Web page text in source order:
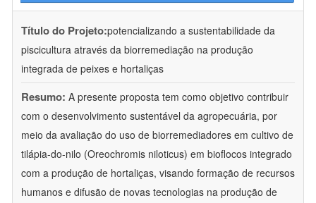
Título do Projeto:potencializando a sustentabilidade da
piscicultura através da biorremediação na produção
integrada de peixes e hortaliças
Resumo: A presente proposta tem como objetivo contribuir
com o desenvolvimento sustentável da agropecuária, por
meio da avaliação do uso de biorremediadores em cultivo de
tilápia-do-nilo (Oreochromis niloticus) em bioflocos integrado
com a produção de hortaliças, visando formação de recursos
humanos e difusão de novas tecnologias na produção de